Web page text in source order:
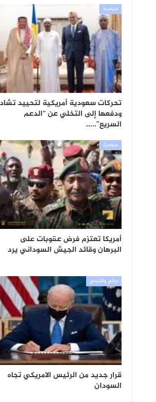
سياسية
تحركات سعودية أمريكية لتحييد تشاد
ودفعها إلى التخلي عن “الدعم
السريع”..…
سياسية
أمريكا تعتزم فرض عقوبات على
البرهان وقائد الجيش السوداني يرد
دولي واقليمي
قرار جديد من الرئيس الامريكي تجاه
السودان